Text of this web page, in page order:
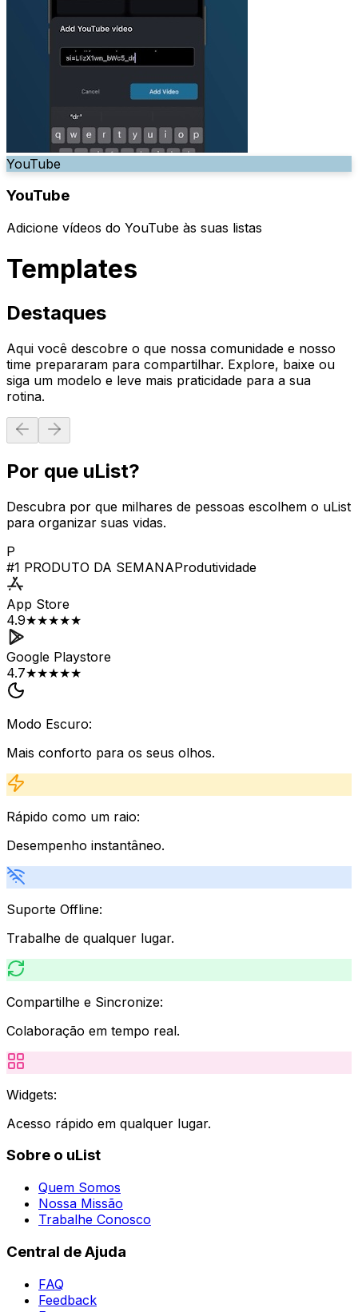
YouTube
YouTube
Adicione vídeos do YouTube às suas listas
Templates
Destaques
Aqui você descobre o que nossa comunidade e nosso
time prepararam para compartilhar. Explore, baixe ou
siga um modelo e leve mais praticidade para a sua
rotina.
Por que uList?
Descubra por que milhares de pessoas escolhem o uList
para organizar suas vidas.
P
#1 PRODUTO DA SEMANAProdutividade
App Store
4.9★★★★★
Google Playstore
4.7★★★★★
Modo Escuro:
Mais conforto para os seus olhos.
Rápido como um raio:
Desempenho instantâneo.
Suporte Offline:
Trabalhe de qualquer lugar.
Compartilhe e Sincronize:
Colaboração em tempo real.
Widgets:
Acesso rápido em qualquer lugar.
Sobre o uList
Quem Somos
Nossa Missão
Trabalhe Conosco
Central de Ajuda
FAQ
Feedback